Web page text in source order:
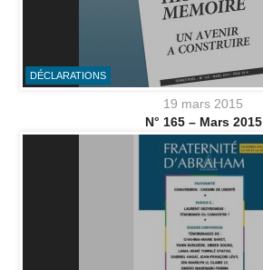
DÉCLARATIONS
19 mars 2015
N° 165 – Mars 2015